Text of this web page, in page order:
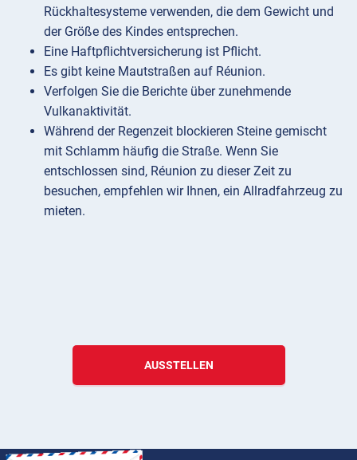
Rückhaltesysteme verwenden, die dem Gewicht und
der Größe des Kindes entsprechen.
Eine Haftpflichtversicherung ist Pflicht.
Es gibt keine Mautstraßen auf Réunion.
Verfolgen Sie die Berichte über zunehmende
Vulkanaktivität.
Während der Regenzeit blockieren Steine gemischt
mit Schlamm häufig die Straße. Wenn Sie
entschlossen sind, Réunion zu dieser Zeit zu
besuchen, empfehlen wir Ihnen, ein Allradfahrzeug zu
mieten.
AUSSTELLEN